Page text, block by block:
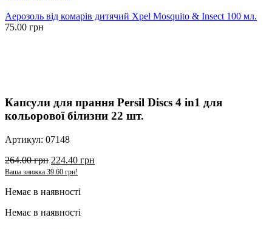
Аерозоль від комарів дитячий Xpel Mosquito & Insect 100 мл.
75.00 грн
Капсули для прання Persil Discs 4 in1 для
кольорової білизни 22 шт.
Артикул: 07148
264.00грн 224.40 грн
Ваша знижка 39.60 грн!
Немає в наявності
Немає в наявності